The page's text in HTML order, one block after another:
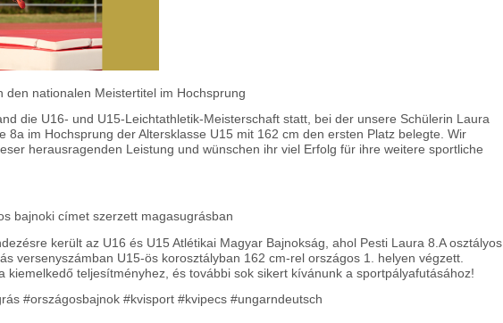
den nationalen Meistertitel im Hochsprung
die U16- und U15-Leichtathletik-Meisterschaft statt, bei der unsere Schülerin Laura
8a im Hochsprung der Altersklasse U15 mit 162 cm den ersten Platz belegte. Wir
herausragenden Leistung und wünschen ihr viel Erfolg für ihre weitere sportliche
bajnoki címet szerzett magasugrásban
került az U16 és U15 Atlétikai Magyar Bajnokság, ahol Pesti Laura 8.A osztályos
versenyszámban U15-ös korosztályban 162 cm-rel országos 1. helyen végzett.
kiemelkedő teljesítményhez, és további sok sikert kívánunk a sportpályafutásához!
#országosbajnok #kvisport #kvipecs #ungarndeutsch